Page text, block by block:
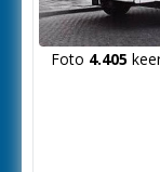
Foto 4.405